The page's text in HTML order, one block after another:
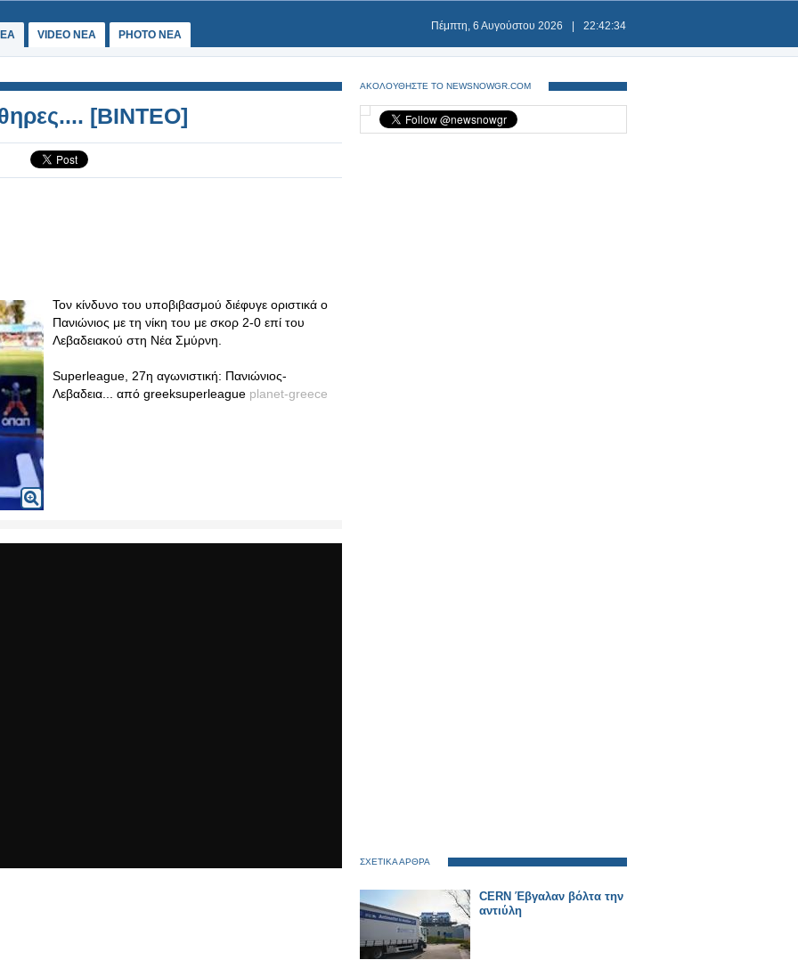
VIDEO NEA PHOTO NEA
Πέμπτη, 6 Αυγούστου 2026 22:42:34
[ΒΙΝΤΕΟ]
Τον κίνδυνο του υποβιβασμού διέφυγε οριστικά ο
Πανιώνιος με τη νίκη του με σκορ 2-0 επί του
Λεβαδειακού στη Νέα Σμύρνη.
Superleague, 27η αγωνιστική: Πανιώνιος-
Λεβαδεια... από greeksuperleague planet-greece
ΑΚΟΛΟΥΘΗΣΤΕ ΤΟ NEWSNOWGR.COM
ΣΧΕΤΙΚΑ ΑΡΘΡΑ
CERN Έβγαλαν βόλτα την
αντιύλη